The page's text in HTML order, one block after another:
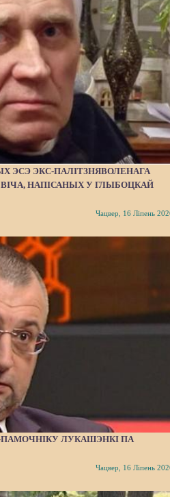
ЭСЭ ЭКС-ПАЛІТЗНЯВОЛЕНАГА
НАПІСАНЫХ У ГЛЫБОЦКАЙ
Чацвер, 16 Ліпень
ЛУКАШЭНКІ ПА
Чацвер, 16 Ліпень